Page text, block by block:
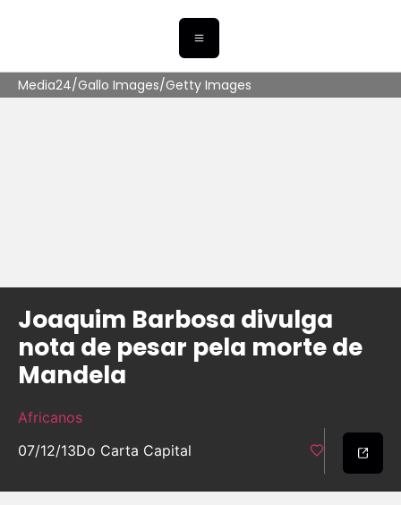
Media24/Gallo Images/Getty Images
Joaquim Barbosa divulga
nota de pesar pela morte de
Mandela
Africanos
07/12/13Do Carta Capital